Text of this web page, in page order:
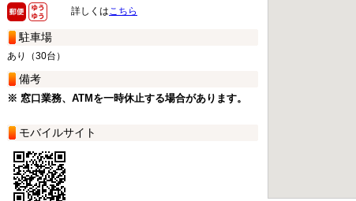
詳しくはこちら
駐車場
あり（30台）
備考
※ 窓口業務、ATMを一時休止する場合があります。
モバイルサイト